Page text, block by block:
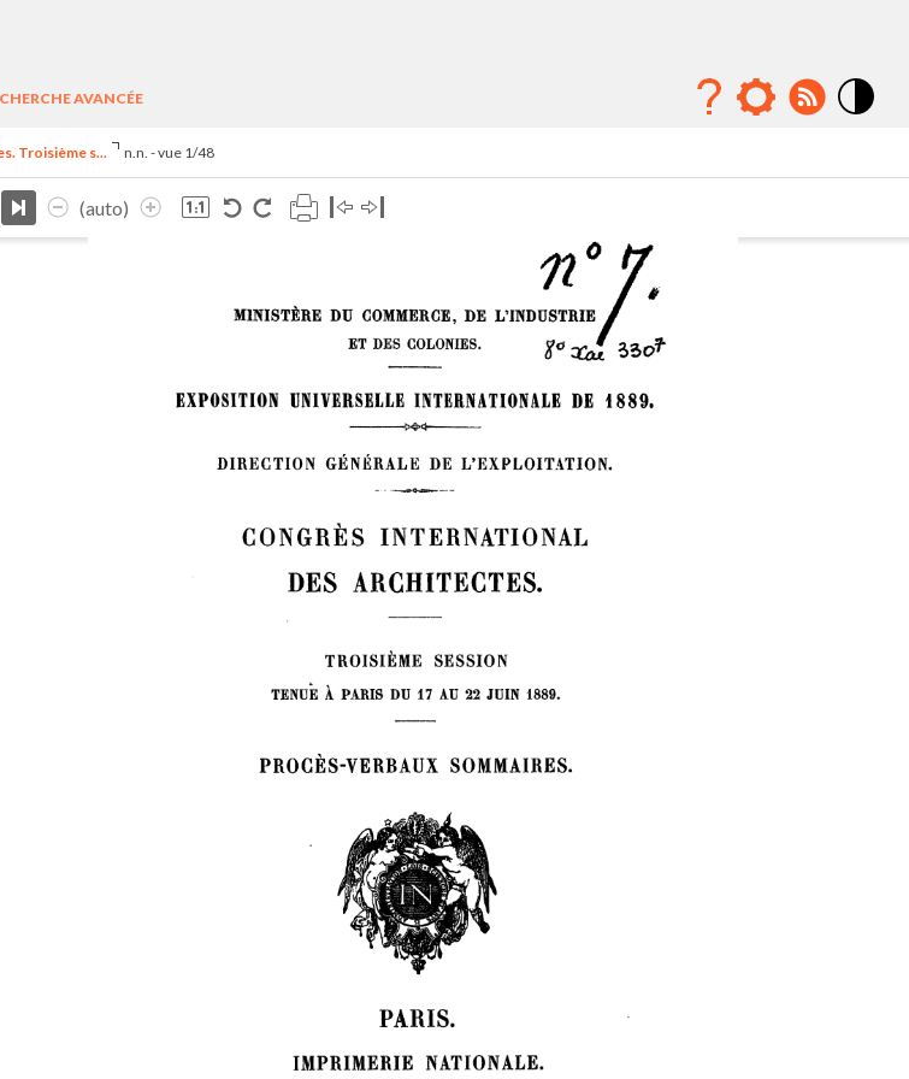
AVANCÉE
Troisième s... n.n. - vue 1/48
(auto)